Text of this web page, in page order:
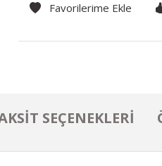
SEÇENEKLERI